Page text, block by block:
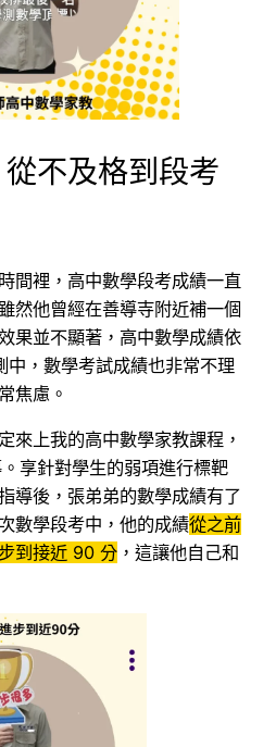
不及格到段考
間裡，高中數學段考成績一直
然他曾經在善導寺附近補一個
果並不顯著，高中數學成績依
中，數學考試成績也非常不理
焦慮。
來上我的高中數學家教課程，
享針對學生的弱項進行標靶
導後，張弟弟的數學成績有了
數學段考中，他的成績從之前
到接近 90 分 ，這讓他自己和